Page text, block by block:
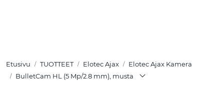
Etusivu TUOTTEET Elotec Ajax
Elotec Ajax Kamera
BulletCam HL (5 Mp/2.8 mm), musta
RATKAISUT